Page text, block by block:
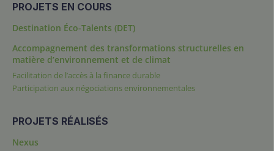
PROJETS EN COURS
Destination Éco-Talents (DET)
Accompagnement des transformations structurelles en
matière d’environnement et de climat
Facilitation de l’accès à la finance durable
Participation aux négociations environnementales
PROJETS RÉALISÉS
Nexus